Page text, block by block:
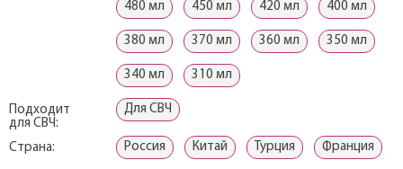
480 мл 450 мл 420 мл 400 мл
380 мл 370 мл 360 мл 350 мл
340 мл 310 мл
Подходит
для СВЧ:
Для СВЧ
Страна: Россия Китай Турция Франция